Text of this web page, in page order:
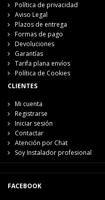
Política de privacidad
Aviso Legal
Plazos de entrega
Formas de pago
Devoluciones
Garantías
Tarifa plana envíos
Política de Cookies
CLIENTES
Mi cuenta
Registrarse
Iniciar sesión
Contactar
Atención por Chat
Soy Instalador profesional
FACEBOOK